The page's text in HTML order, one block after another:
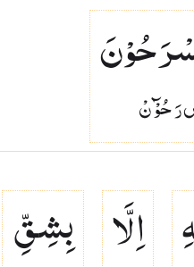
رَ حُوْٓ نْ
اِلَّا بِشِقِّ